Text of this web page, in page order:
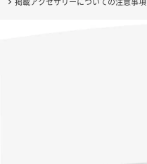
掲載アクセサリーについての注意事項